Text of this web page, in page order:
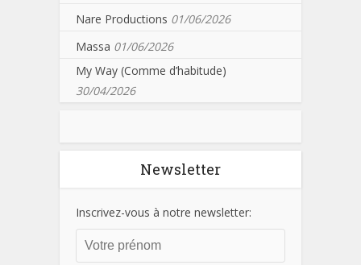
Nare Productions 01/06/2026
Massa 01/06/2026
My Way (Comme d’habitude)
30/04/2026
Newsletter
Inscrivez-vous à notre newsletter: